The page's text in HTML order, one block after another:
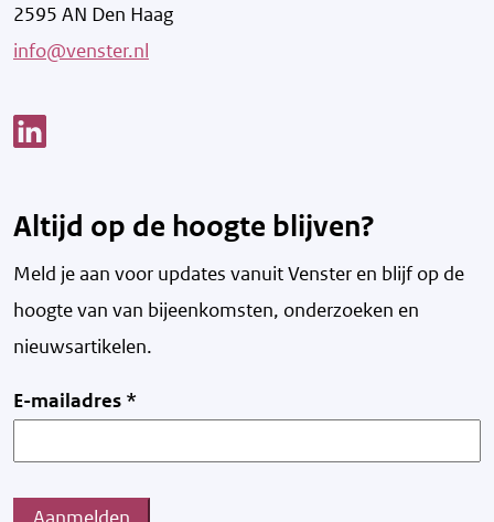
2595 AN Den Haag
info@venster.nl
Altijd op de hoogte blijven?
Meld je aan voor updates vanuit Venster en blijf op de
hoogte van van bijeenkomsten, onderzoeken en
nieuwsartikelen.
E-mailadres *
Aanmelden